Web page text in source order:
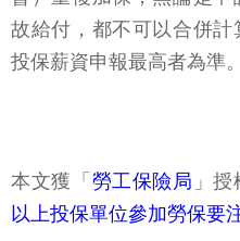
故給付，都不可以合併計
投保薪資申報最高者為準。
本文獲「 勞工保險局 」
以上投保單位參加勞保要